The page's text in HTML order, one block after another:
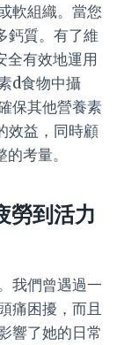
軟組織。當您
鈣質。有了維
全有效地運用
d食物中攝
保其他營養素
效益，同時顧
考量。
勞到活力
我們曾遇過一
痛困擾，而且
響了她的日常